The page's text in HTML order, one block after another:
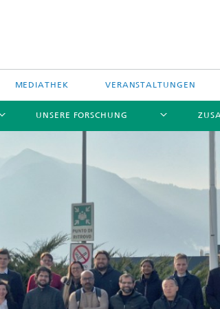
MEDIATHEK VERANSTALTUNGEN
UNSERE FORSCHUNG